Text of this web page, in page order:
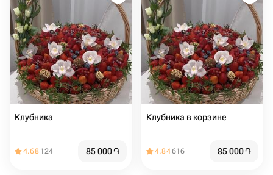
Клубника
4.68 124 85 000֏
Клубника в корзине
4.84616 85 000֏